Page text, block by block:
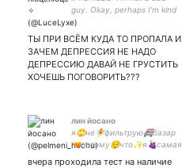
guy. Okay, perhaps I'm kind
of a bad guy. But I'm not
here to give you any trouble!
:: супруженька 👩‍❤️‍💋‍👩 ::
ТЫ ПРИ ВСЁМ КУДА ТО ПРОПАЛА И
ЗАЧЕМ ДЕПРЕССИЯ НЕ НАДО
ДЕПРЕССИЮ ДАВАЙ НЕ ГРУСТИТЬ
ХОЧЕШЬ ПОГОВОРИТЬ???
лин йосано
я🙄не🧚фильтрую🚝базар
🔫потому😌что✨я🍇самая
вчера проходила тест на наличие